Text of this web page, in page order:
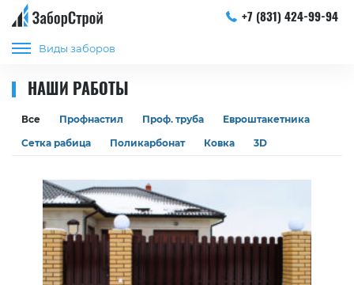
+7 (831) 424-99-94
Виды заборов
НАШИ РАБОТЫ
Все Профнастил Проф. труба
Евроштакетника
Сетка рабица
Поликарбонат Ковка 3D